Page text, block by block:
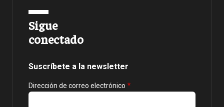
Sigue
conectado
Suscríbete a la newsletter
Dirección de correo electrónico